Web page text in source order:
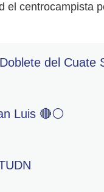
el centrocampista
del Cuate
Luis 🔴⚪